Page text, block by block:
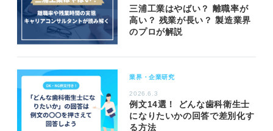
三浦工業はやばい？ 離職率が
高い？ 残業が長い？ 製造業界
のプロが解説
業界・企業研究
2026.6.3
例文14選！ どんな歯科衛生士
になりたいかの回答で差別化す
る方法